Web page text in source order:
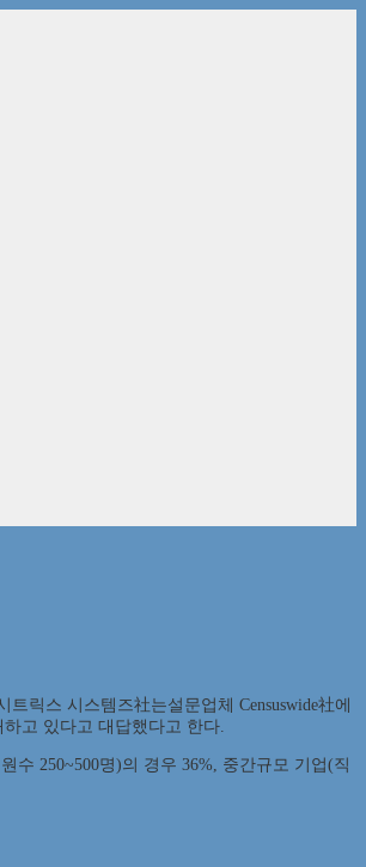
릭스 시스템즈社는설문업체 Censuswide社에
고 있다고 대답했다고 한다.
250~500명)의 경우 36%, 중간규모 기업(직